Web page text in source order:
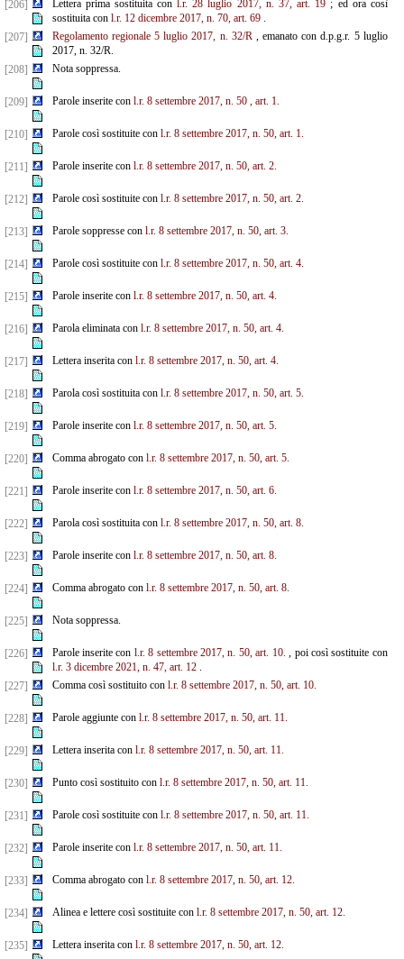
[206] Lettera prima sostituita conl.r. 28 luglio 2017, n. 37, art. 19 ; ed ora così
sostituita con l.r. 12 dicembre 2017, n. 70, art. 69.
[207]
Regolamento regionale 5 luglio 2017, n. 32/R, emanato con d.p.g.r. 5 luglio
2017, n. 32/R.
[208]
Nota soppressa.
[209] Parole inserite con l.r. 8 settembre 2017, n. 50 , art. 1.
[210] Parole così sostituite con l.r. 8 settembre 2017, n. 50, art. 1.
[211] Parole inserite con l.r. 8 settembre 2017, n. 50, art. 2.
[212] Parole così sostituite con l.r. 8 settembre 2017, n. 50, art. 2.
[213] Parole soppresse con l.r. 8 settembre 2017, n. 50, art. 3.
[214] Parole così sostituite con l.r. 8 settembre 2017, n. 50, art. 4.
[215] Parole inserite con l.r. 8 settembre 2017, n. 50, art. 4.
[216] Parola eliminata con l.r. 8 settembre 2017, n. 50, art. 4.
[217] Lettera inserita con l.r. 8 settembre 2017, n. 50, art. 4.
[218] Parola così sostituita con l.r. 8 settembre 2017, n. 50, art. 5.
[219] Parole inserite con l.r. 8 settembre 2017, n. 50, art. 5.
[220] Comma abrogato con l.r. 8 settembre 2017, n. 50, art. 5.
[221] Parole inserite con l.r. 8 settembre 2017, n. 50, art. 6.
[222] Parola così sostituita con l.r. 8 settembre 2017, n. 50, art. 8.
[223] Parole inserite con l.r. 8 settembre 2017, n. 50, art. 8.
[224] Comma abrogato con l.r. 8 settembre 2017, n. 50, art. 8.
[225] Nota soppressa.
[226] Parole inserite con l.r. 8 settembre 2017, n. 50, art. 10. , poi così sostituite con
l.r. 3 dicembre 2021, n. 47, art. 12.
[227]
Comma così sostituito con l.r. 8 settembre 2017, n. 50, art. 10.
[228] Parole aggiunte con l.r. 8 settembre 2017, n. 50, art. 11.
[229] Lettera inserita con l.r. 8 settembre 2017, n. 50, art. 11.
[230] Punto così sostituito con l.r. 8 settembre 2017, n. 50, art. 11.
[231] Parole così sostituite con l.r. 8 settembre 2017, n. 50, art. 11.
[232] Parole inserite con l.r. 8 settembre 2017, n. 50, art. 11.
[233] Comma abrogato con l.r. 8 settembre 2017, n. 50, art. 12.
[234] Alinea e lettere così sostituite con l.r. 8 settembre 2017, n. 50, art. 12.
[235] Lettera inserita con l.r. 8 settembre 2017, n. 50, art. 12.